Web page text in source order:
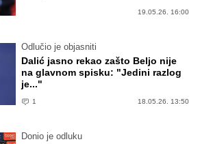
19.05.26. 16:00
Odlučio je objasniti
Dalić jasno rekao zašto Beljo nije
na glavnom spisku: "Jedini razlog
je..."
1 18.05.26. 13:50
Donio je odluku